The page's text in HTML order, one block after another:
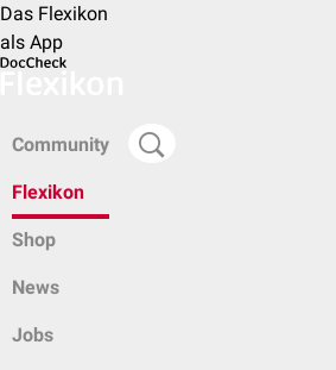
Das Flexikon
als App
Community
Flexikon
Shop
News
Jobs